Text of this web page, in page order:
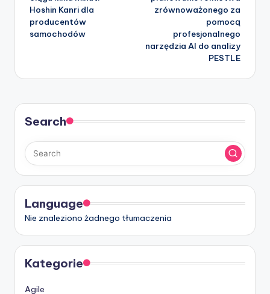
Hoshin Kanri dla
producentów
samochodów
zrównoważonego za
pomocą
profesjonalnego
narzędzia AI do analizy
PESTLE
Search
Language
Nie znaleziono żadnego tłumaczenia
Kategorie
Agile